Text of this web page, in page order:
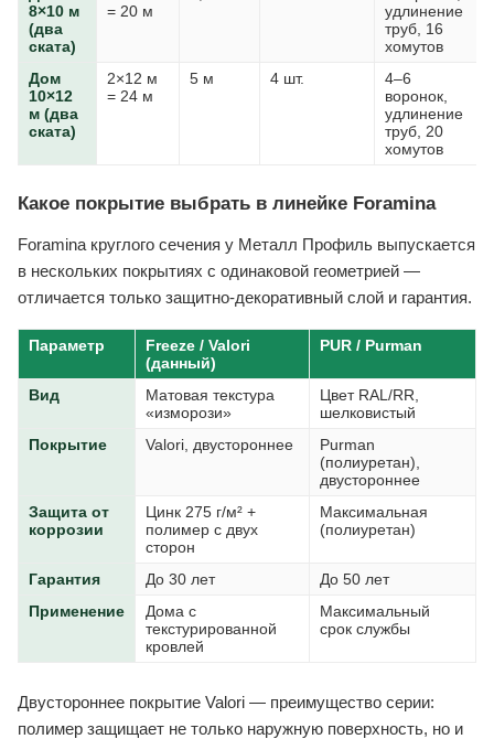
8×10 м
(два
ската)
= 20 м
удлинение
труб, 16
хомутов
Дом
10×12
м (два
ската)
2×12 м
= 24 м
5 м 4 шт.
4–6
воронок,
удлинение
труб, 20
хомутов
Какое покрытие выбрать в линейке Foramina
Foramina круглого сечения у Металл Профиль выпускается
в нескольких покрытиях с одинаковой геометрией —
отличается только защитно-декоративный слой и гарантия.
Параметр
Freeze / Valori
(данный)
PUR / Purman
Вид
Матовая текстура
«изморози»
Цвет RAL/RR,
шелковистый
Покрытие
Valori, двустороннее
Purman
(полиуретан),
двустороннее
Защита от
коррозии
Цинк 275 г/м² +
полимер с двух
сторон
Максимальная
(полиуретан)
Гарантия До 30 лет
До 50 лет
Применение
Дома с
текстурированной
кровлей
Максимальный
срок службы
Двустороннее покрытие Valori — преимущество серии:
полимер защищает не только наружную поверхность, но и